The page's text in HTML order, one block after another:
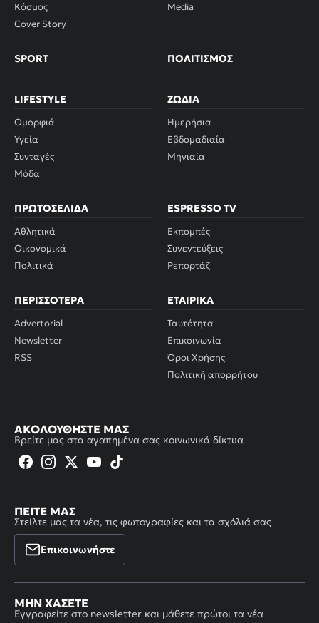
Κόσμος
Cover Story
Media
SPORT ΠΟΛΙΤΙΣΜΌΣ
LIFESTYLE
Ομορφιά
Υγεία
Συνταγές
Μόδα
ΖΏΔΙΑ
Ημερήσια
Εβδομαδιαία
Μηνιαία
ΠΡΩΤΟΣΈΛΙΔΑ
Αθλητικά
Οικονομικά
Πολιτικά
ESPRESSO TV
Εκπομπές
Συνεντεύξεις
Ρεπορτάζ
ΠΕΡΙΣΣΌΤΕΡΑ
Advertorial
Newsletter
RSS
ΕΤΑΙΡΙΚΆ
Ταυτότητα
Επικοινωνία
Όροι Χρήσης
Πολιτική απορρήτου
ΑΚΟΛΟΥΘΉΣΤΕ ΜΑΣ
Βρείτε μας στα αγαπημένα σας κοινωνικά δίκτυα
ΠΕΊΤΕ ΜΑΣ
Στείλτε μας τα νέα, τις φωτογραφίες και τα σχόλιά σας
Επικοινωνήστε
ΜΗΝ ΧΆΣΕΤΕ
Εγγραφείτε στο newsletter και μάθετε πρώτοι τα νέα